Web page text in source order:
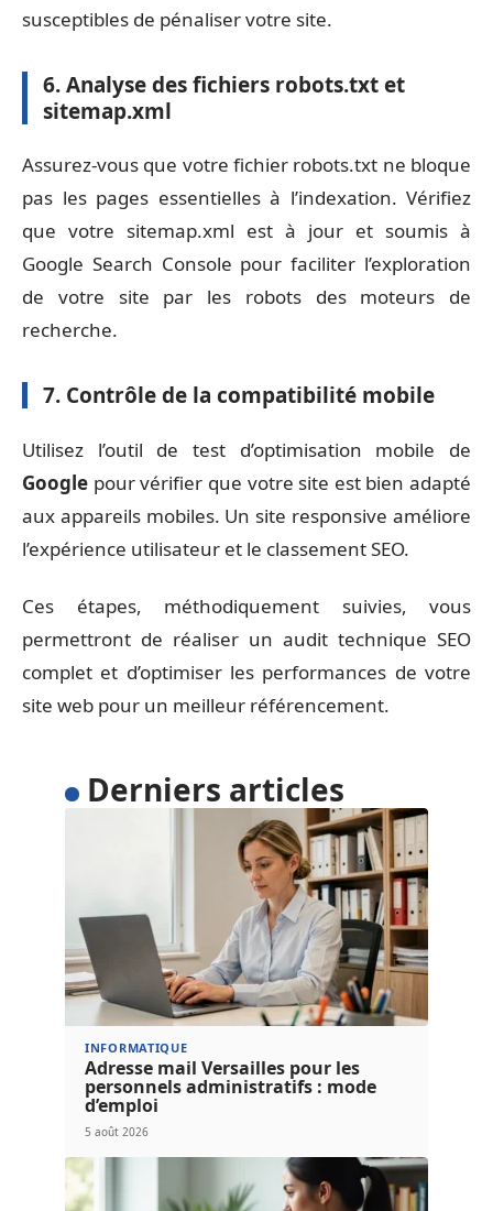
susceptibles de pénaliser votre site.
6. Analyse des fichiers robots.txt et
sitemap.xml
Assurez-vous que votre fichier robots.txt ne bloque
pas les pages essentielles à l’indexation. Vérifiez
que votre sitemap.xml est à jour et soumis à
Google Search Console pour faciliter l’exploration
de votre site par les robots des moteurs de
recherche.
7. Contrôle de la compatibilité mobile
Utilisez l’outil de test d’optimisation mobile de
Google pour vérifier que votre site est bien adapté
aux appareils mobiles. Un site responsive améliore
l’expérience utilisateur et le classement SEO.
Ces étapes, méthodiquement suivies, vous
permettront de réaliser un audit technique SEO
complet et d’optimiser les performances de votre
site web pour un meilleur référencement.
Derniers articles
INFORMATIQUE
Adresse mail Versailles pour les
personnels administratifs : mode
d’emploi
5 août 2026